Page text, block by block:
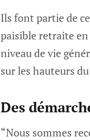
Ils font partie de
paisible retraite
niveau de vie
sur les hauteurs
Des
“Nous sommes